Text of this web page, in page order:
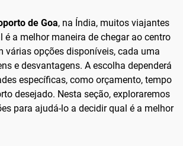
de Goa, na Índia, muitos viajantes
é a melhor maneira de chegar ao centro
várias opções disponíveis, cada uma
e desvantagens. A escolha dependerá
específicas, como orçamento, tempo
desejado. Nesta seção, exploraremos
para ajudá-lo a decidir qual é a melhor